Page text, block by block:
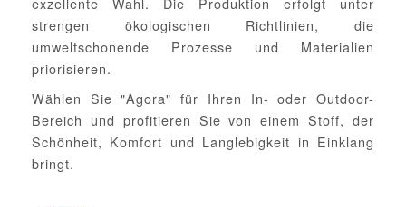
strengen ökologischen Richtlinien, die
umweltschonende Prozesse und Materialien
priorisieren.
Wählen Sie "Agora" für Ihren In- oder Outdoor-
Bereich und profitieren Sie von einem Stoff, der
Schönheit, Komfort und Langlebigkeit in Einklang
bringt.